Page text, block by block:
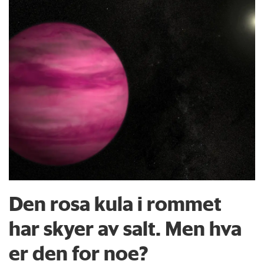
Den rosa kula i rommet
har skyer av salt. Men hva
er den for noe?